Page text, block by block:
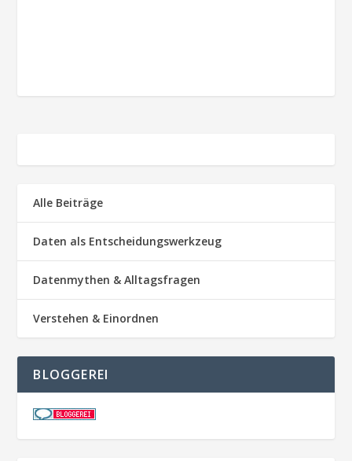
Alle Beiträge
Daten als Entscheidungswerkzeug
Datenmythen & Alltagsfragen
Verstehen & Einordnen
BLOGGEREI